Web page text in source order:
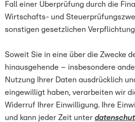
Fall einer Überprüfung durch die
Wirtschafts- und
sonstigen gesetzlichen
Soweit Sie in eine über die Zwecke
hinausgehende – insbesondere
Nutzung Ihrer Daten ausdrücklich
eingewilligt haben, verarbeiten wir
Widerruf Ihrer Einwilligung. Ihre
und kann jeder Zeit unter